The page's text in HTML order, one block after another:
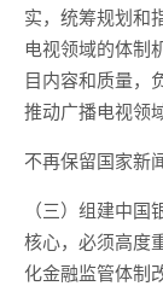
实，统筹规划和
电视领域的体制
目内容和质量，
推动广播电视领
不再保留国家新
（三）组建中
核心，必须高度
化金融监管体制